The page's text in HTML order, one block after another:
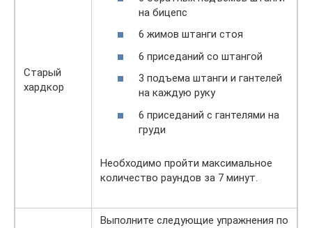
Старый
хардкор
на бицепс
6 жимов штанги стоя
6 приседаний со штангой
3 подъема штанги и гантелей
на каждую руку
6 приседаний с гантелями на
груди
Необходимо пройти максимальное
количество раундов за 7 минут.
Выполните следующие упражнения по